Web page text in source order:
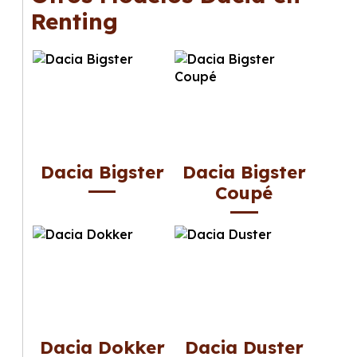
Renting
Dacia Bigster
Dacia Bigster
Coupé
Dacia Dokker Dacia Duster